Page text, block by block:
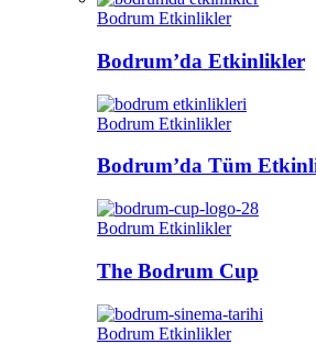
Bodrum Etkinlikler
Bodrum’da Etkinlikler
Bodrum Etkinlikler
Bodrum’da Tüm
Bodrum Etkinlikler
The Bodrum Cup
Bodrum Etkinlikler